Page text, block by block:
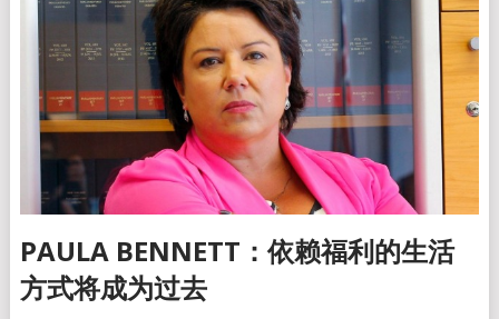
PAULA BENNETT：依赖福利的生活
方式将成为过去